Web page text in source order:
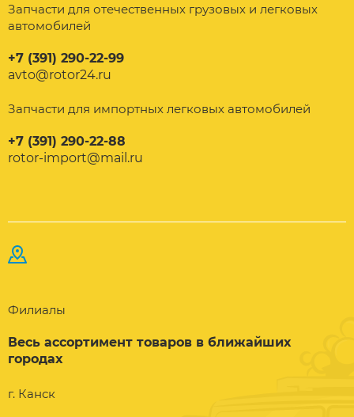
Запчасти для отечественных грузовых и легковых
автомобилей
+7 (391) 290-22-99
avto@rotor24.ru
Запчасти для импортных легковых автомобилей
+7 (391) 290-22-88
rotor-import@mail.ru
Филиалы
Весь ассортимент товаров в ближайших
городах
г. Канск